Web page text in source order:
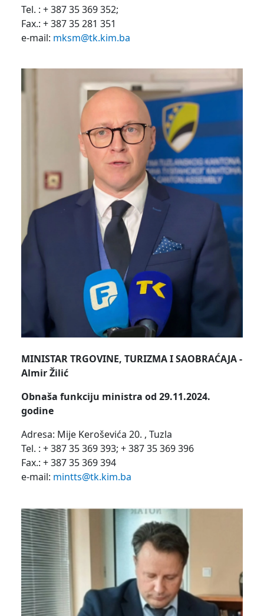
Tel. : + 387 35 369 352;
Fax.: + 387 35 281 351
e-mail: mksm@tk.kim.ba
MINISTAR TRGOVINE, TURIZMA I SAOBRAĆAJA -
Almir Žilić
Obnaša funkciju ministra od 29.11.2024.
godine
Adresa: Mije Keroševića 20. , Tuzla
Tel. : + 387 35 369 393; + 387 35 369 396
Fax.: + 387 35 369 394
e-mail: mintts@tk.kim.ba